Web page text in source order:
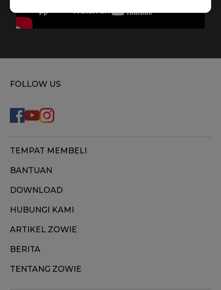
FOLLOW US
TEMPAT MEMBELI
BANTUAN
DOWNLOAD
HUBUNGI KAMI
ARTIKEL ZOWIE
BERITA
TENTANG ZOWIE